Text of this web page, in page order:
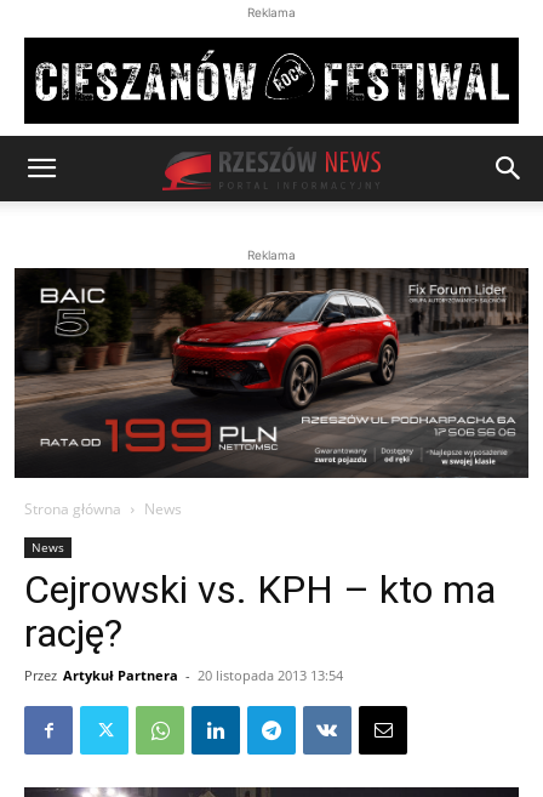
Reklama
Reklama
Strona główna News
News
Cejrowski vs. KPH – kto ma
rację?
Przez Artykuł Partnera - 20 listopada 2013 13:54